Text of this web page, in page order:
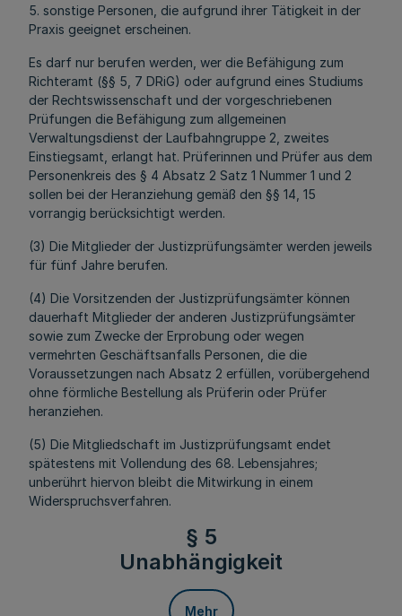
5. sonstige Personen, die aufgrund ihrer Tätigkeit in der
Praxis geeignet erscheinen.
Es darf nur berufen werden, wer die Befähigung zum
Richteramt (§§ 5, 7 DRiG) oder aufgrund eines Studiums
der Rechtswissenschaft und der vorgeschriebenen
Prüfungen die Befähigung zum allgemeinen
Verwaltungsdienst der Laufbahngruppe 2, zweites
Einstiegsamt, erlangt hat. Prüferinnen und Prüfer aus dem
Personenkreis des § 4 Absatz 2 Satz 1 Nummer 1 und 2
sollen bei der Heranziehung gemäß den §§ 14, 15
vorrangig berücksichtigt werden.
(3) Die Mitglieder der Justizprüfungsämter werden jeweils
für fünf Jahre berufen.
(4) Die Vorsitzenden der Justizprüfungsämter können
dauerhaft Mitglieder der anderen Justizprüfungsämter
sowie zum Zwecke der Erprobung oder wegen
vermehrten Geschäftsanfalls Personen, die die
Voraussetzungen nach Absatz 2 erfüllen, vorübergehend
ohne förmliche Bestellung als Prüferin oder Prüfer
heranziehen.
(5) Die Mitgliedschaft im Justizprüfungsamt endet
spätestens mit Vollendung des 68. Lebensjahres;
unberührt hiervon bleibt die Mitwirkung in einem
Widerspruchsverfahren.
§ 5
Unabhängigkeit
Mehr